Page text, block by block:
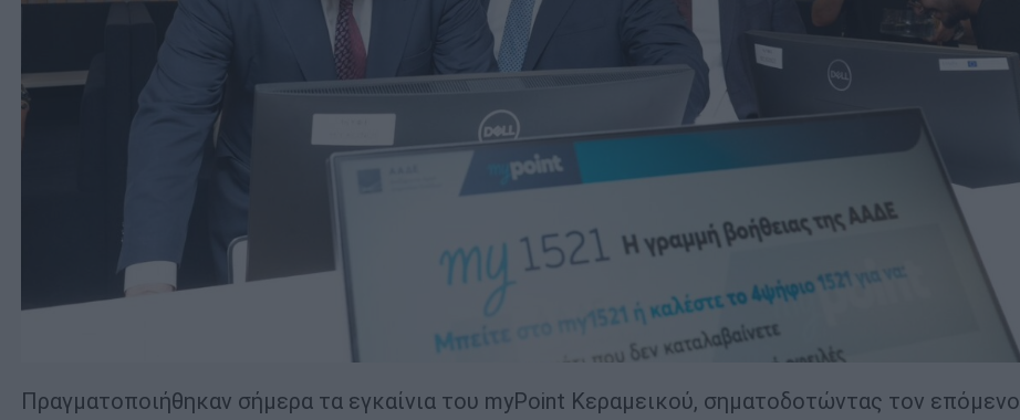
Πραγματοποιήθηκαν σήμερα τα εγκαίνια του myPoint Κεραμεικού, σηματοδοτώντας τον επόμενο